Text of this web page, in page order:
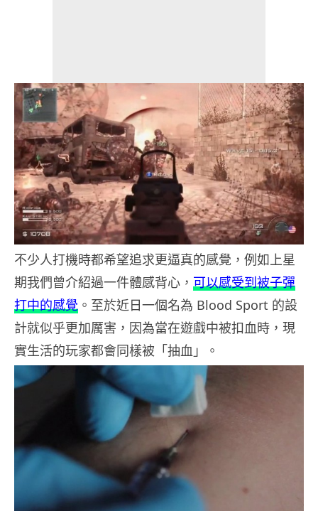
不少人打機時都希望追求更逼真的感覺，例如上星
期我們曾介紹過一件體感背心， 可以感受到被子彈
打中的感覺 。至於近日一個名為 Blood Sport 的設
計就似乎更加厲害，因為當在遊戲中被扣血時，現
實生活的玩家都會同樣被「抽血」。